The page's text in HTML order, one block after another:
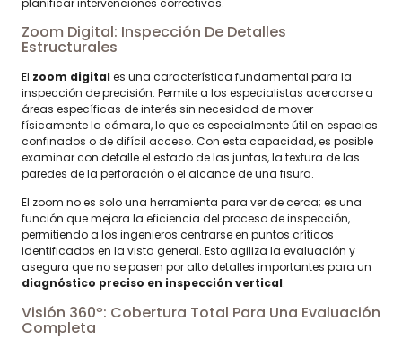
Zoom Digital: Inspección De Detalles
Estructurales
El zoom digital es una característica fundamental para la
inspección de precisión. Permite a los especialistas acercarse a
áreas específicas de interés sin necesidad de mover
físicamente la cámara, lo que es especialmente útil en espacios
confinados o de difícil acceso. Con esta capacidad, es posible
examinar con detalle el estado de las juntas, la textura de las
paredes de la perforación o el alcance de una fisura.
El zoom no es solo una herramienta para ver de cerca; es una
función que mejora la eficiencia del proceso de inspección,
permitiendo a los ingenieros centrarse en puntos críticos
identificados en la vista general. Esto agiliza la evaluación y
asegura que no se pasen por alto detalles importantes para un
diagnóstico preciso en inspección vertical.
Visión 360º: Cobertura Total Para Una Evaluación
Completa